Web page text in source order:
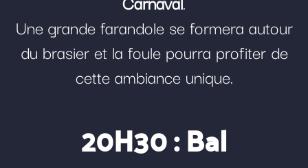
Une grande farandole se formera autour
du brasier et la foule pourra profiter de
cette ambiance unique.
20H30 : Bal